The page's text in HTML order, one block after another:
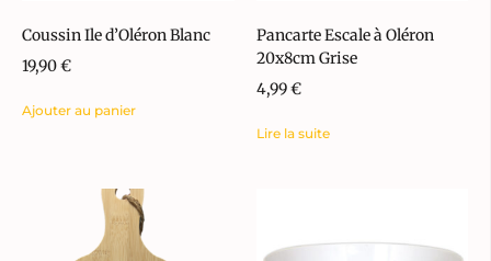
Coussin Ile d’Oléron Blanc
19,90€
Ajouter au panier
Pancarte Escale à Oléron
20x8cm Grise
4,99€
Lire la suite